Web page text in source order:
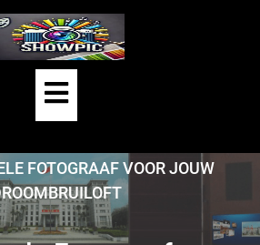
Open
Button
FOTOGRAAF VOOR JOUW